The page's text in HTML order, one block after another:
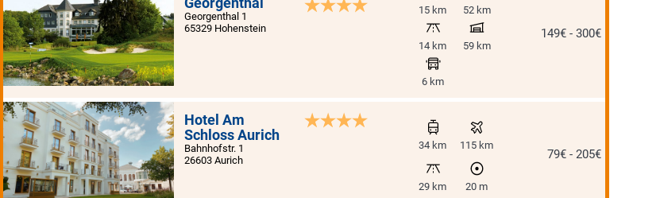
Georgenthal 1
65329 Hohenstein
15 km 52 km
14 km 59 km
6 km
149€ - 300€
Hotel Am
Schloss Aurich
Bahnhofstr. 1
26603 Aurich
34 km 115 km
29 km 20 m
79€ - 205€